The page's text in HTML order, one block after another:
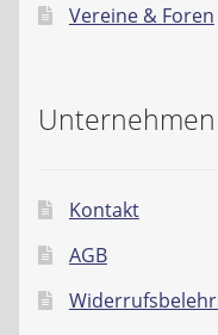
Vereine & Foren
Unternehmen
Kontakt
AGB